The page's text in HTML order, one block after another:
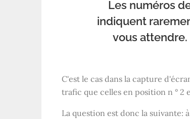
Les numéros
indiquent
vous attendre.
C'est le cas dans la capture
trafic que celles en position n ° 2
La question est donc la